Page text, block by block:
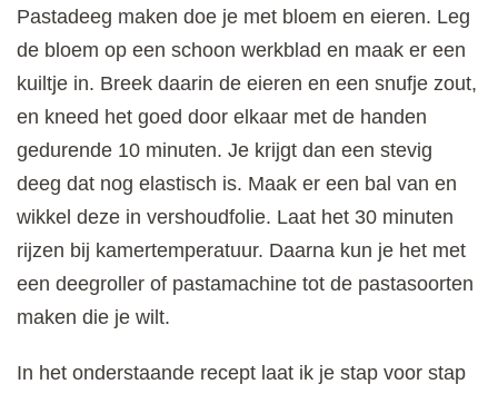
Pastadeeg maken doe je met bloem en eieren. Leg
de bloem op een schoon werkblad en maak er een
kuiltje in. Breek daarin de eieren en een snufje zout,
en kneed het goed door elkaar met de handen
gedurende 10 minuten. Je krijgt dan een stevig
deeg dat nog elastisch is. Maak er een bal van en
wikkel deze in vershoudfolie. Laat het 30 minuten
rijzen bij kamertemperatuur. Daarna kun je het met
een deegroller of pastamachine tot de pastasoorten
maken die je wilt.
In het onderstaande recept laat ik je stap voor stap